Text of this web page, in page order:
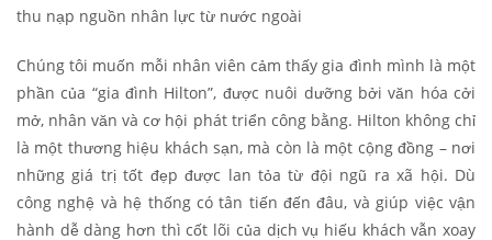
thu nạp nguồn nhân lực từ nước ngoài
Chúng tôi muốn mỗi nhân viên cảm thấy gia đình mình là một
phần của “gia đình Hilton”, được nuôi dưỡng bởi văn hóa cởi
mở, nhân văn và cơ hội phát triển công bằng. Hilton không chỉ
là một thương hiệu khách sạn, mà còn là một cộng đồng – nơi
những giá trị tốt đẹp được lan tỏa từ đội ngũ ra xã hội. Dù
công nghệ và hệ thống có tân tiến đến đâu, và giúp việc vận
hành dễ dàng hơn thì cốt lõi của dịch vụ hiếu khách vẫn xoay